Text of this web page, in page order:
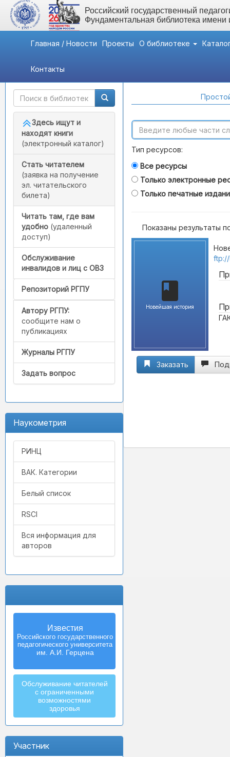
Российский государственный
Фундаментальная библиотека
Главная / Новости Проекты О библиотеке
Контакты
Быстрый доступ
Здесь ищут и
находят книги
(электронный каталог)
Стать читателем
(заявка на получение
эл. читательского
билета)
Читать там, где вам
удобно (удаленный
доступ)
Обслуживание
инвалидов и лиц с ОВЗ
Репозиторий РГПУ
Автору РГПУ:
сообщите нам о
публикациях
Журналы РГПУ
Задать вопрос
Наукометрия
РИНЦ
ВАК. Категории
Белый список
RSCI
Вся информация для
авторов
Известия
Российского государственного
педагогического университета
им. А.И. Герцена
Izvestia:
Herzen University
Journal of
Humanities & Sciences
Обслуживание читателей
с ограниченными
возможностями
здоровья
Участник
Тип ресурсов:
Все ресурсы
Только электронные
Только печатные
Показаны результаты
Новейшая история
Заказать